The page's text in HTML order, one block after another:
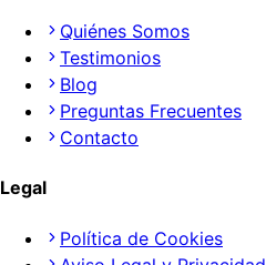
Quiénes Somos
Testimonios
Blog
Preguntas Frecuentes
Contacto
Legal
Política de Cookies